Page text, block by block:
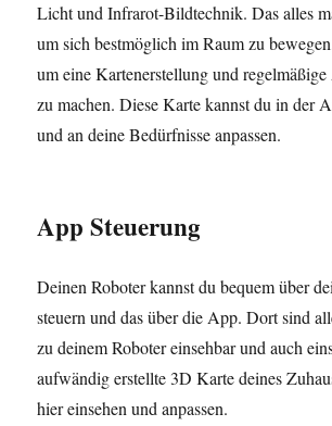
Licht und Infrarot-Bildtechnik. Das alles
um sich bestmöglich im Raum zu
um eine Kartenerstellung und
zu machen. Diese Karte kannst du in der
und an deine Bedürfnisse anpassen.
App Steuerung
Deinen Roboter kannst du bequem über
steuern und das über die App. Dort sind
zu deinem Roboter einsehbar und auch
aufwändig erstellte 3D Karte deines
hier einsehen und anpassen.